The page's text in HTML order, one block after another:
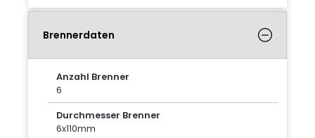
Brennerdaten
Anzahl Brenner
6
Durchmesser Brenner
6x110mm